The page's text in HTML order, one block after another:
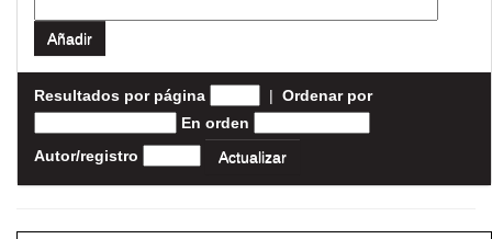
Resultados por página | Ordenar por
En orden
Autor/registro